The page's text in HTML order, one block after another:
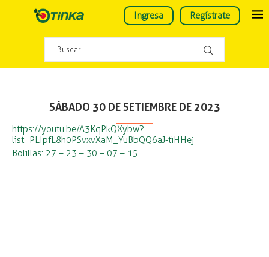
Ingresa Regístrate
SÁBADO 30 DE SETIEMBRE DE 2023
https://youtu.be/A3KqPkQXybw?
list=PLIpfL8h0PSvxvXaM_YuBbQQ6aJ-tiHHej
Bolillas: 27 – 23 – 30 – 07 – 15